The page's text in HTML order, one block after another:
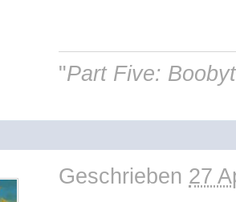
"Part Five:
Geschrieben 27